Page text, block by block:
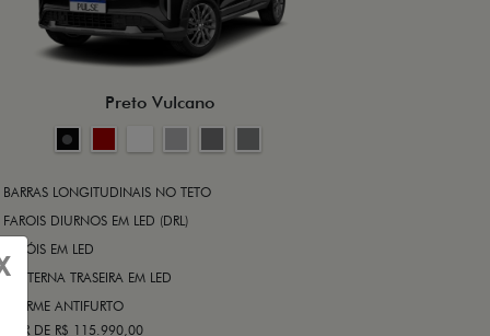
Preto Vulcano
BARRAS LONGITUDINAIS NO TETO
FAROIS DIURNOS EM LED (DRL)
FARÓIS EM LED
LANTERNA TRASEIRA EM LED
ALARME ANTIFURTO
DE R$ 115.990,00